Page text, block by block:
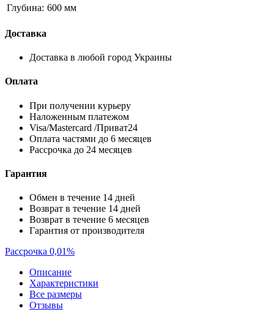
Глубина: 600 мм
Доставка
Доставка в любой город Украины
Оплата
При получении курьеру
Наложенным платежом
Visa/Mastercard /Приват24
Оплата частями до 6 месяцев
Рассрочка до 24 месяцев
Гарантия
Обмен в течение 14 дней
Возврат в течение 14 дней
Возврат в течение 6 месяцев
Гарантия от производителя
Рассрочка 0,01%
Описание
Характеристики
Все размеры
Отзывы